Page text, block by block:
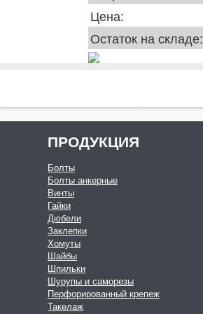
Цена:
Остаток на складе:
ПРОДУКЦИЯ
Болты
Болты анкерные
Винты
Гайки
Дюбели
Заклепки
Хомуты
Шайбы
Шпильки
Шурупы и саморезы
Перфорированный крепеж
Такелаж